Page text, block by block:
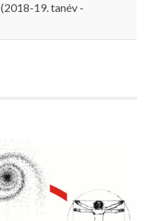
19. tanév -